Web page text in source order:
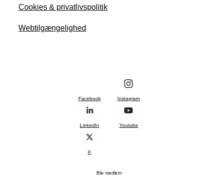
Cookies & privatlivspolitik
Webtilgængelighed
Facebook Instagram
LinkedIn Youtube
X
Bliv medlem